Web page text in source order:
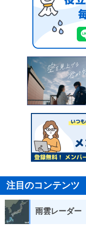
注目のコンテンツ
雨雲レーダー